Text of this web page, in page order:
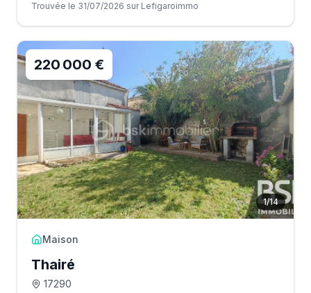
Trouvée le 31/07/2026 sur Lefigaroimmo
1/14
220 000 €
Maison
Thairé
17290